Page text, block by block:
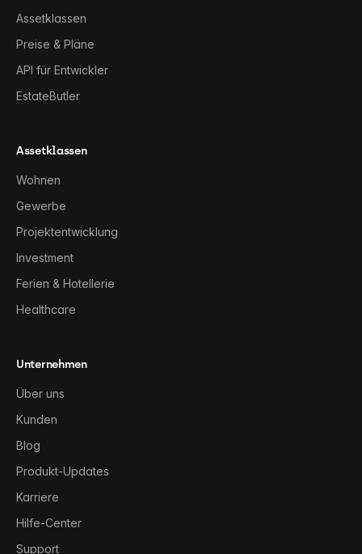
Assetklassen
Preise & Pläne
API für Entwickler
EstateButler
Assetklassen
Wohnen
Gewerbe
Projektentwicklung
Investment
Ferien & Hotellerie
Healthcare
Unternehmen
Über uns
Kunden
Blog
Produkt-Updates
Karriere
Hilfe-Center
Support